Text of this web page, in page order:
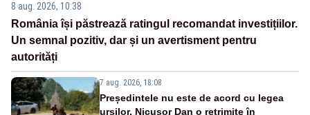
8 aug. 2026, 10:38
România își păstrează ratingul recomandat investițiilor.
Un semnal pozitiv, dar și un avertisment pentru
autorități
7 aug. 2026, 18:08
Președintele nu este de acord cu legea
urșilor. Nicușor Dan o retrimite în